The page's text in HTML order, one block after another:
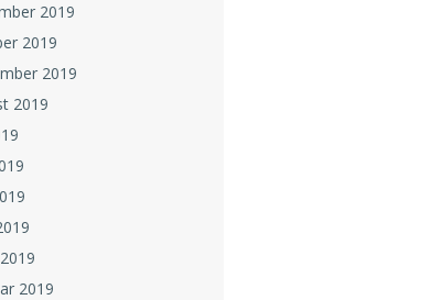
2019
2019
2019
2019
2019